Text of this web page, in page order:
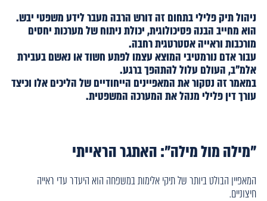
ניהול תיק פלילי בתחום זה דורש הרבה מעבר לידע משפטי יבש.
הוא מחייב הבנה פסיכולוגית, יכולת ניתוח של מערכות יחסים
מורכבות וראייה אסטרטגית רחבה.
עבור אדם נורמטיבי המוצא עצמו לפתע חשוד או נאשם בעבירת
אלמ"ב, העולם עלול להתהפך ברגע.
במאמר זה נסקור את המאפיינים הייחודיים של הליכים אלו וכיצד
עורך דין פלילי מנהל את המערכה המשפטית.
"מילה מול מילה": האתגר הראייתי
המאפיין הבולט ביותר של תיקי אלימות במשפחה הוא היעדר עדי ראייה
חיצוניים.